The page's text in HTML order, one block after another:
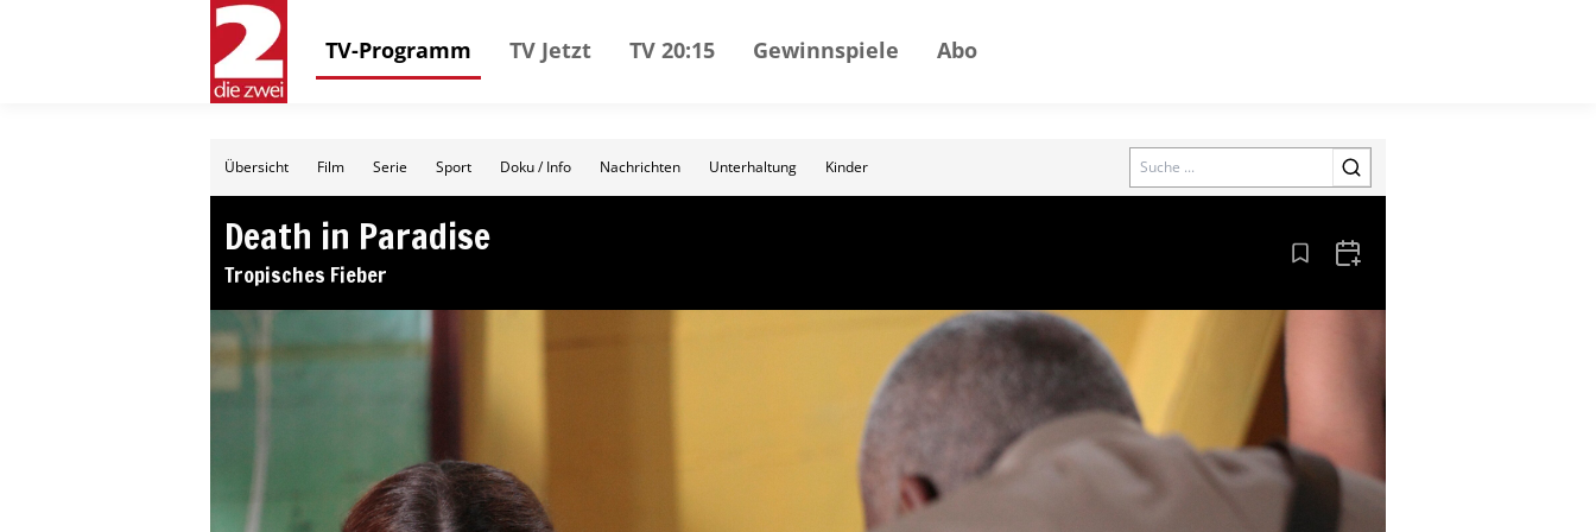
TV-Programm TV Jetzt TV 20:15 Gewinnspiele Abo
Übersicht Film Serie Sport Doku / Info Nachrichten Unterhaltung Kinder Search
Death in Paradise
Tropisches Fieber Aus den Lesezeichen entfernen
Zum Kalender hinzufügen